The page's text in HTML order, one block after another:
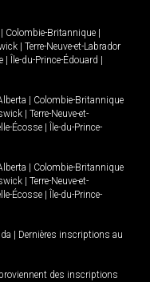
Colombie-Britannique
Terre-Neuve-et-Labrador
Île-du-Prince-Édouard
Colombie-Britannique
Terre-Neuve-et-
Écosse
Île-du-Prince-
Colombie-Britannique
Terre-Neuve-et-
Écosse
Île-du-Prince-
Dernières inscriptions au
des inscriptions